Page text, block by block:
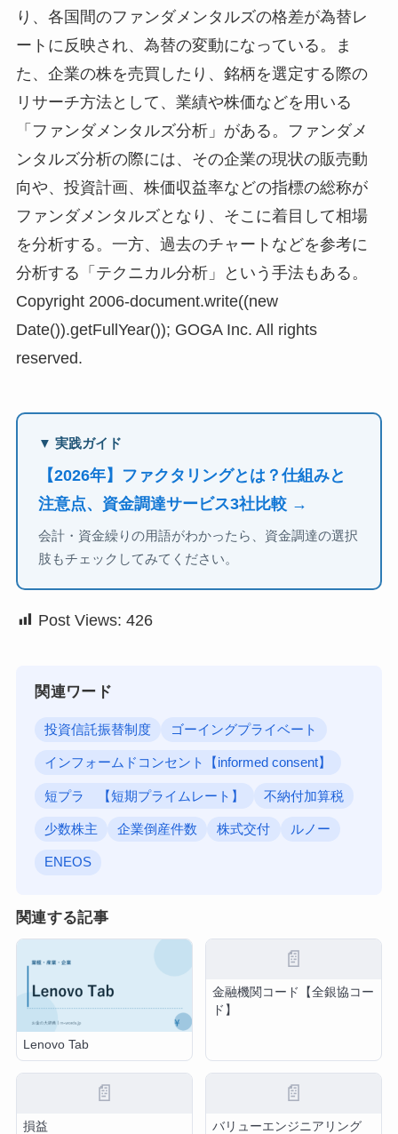
り、各国間のファンダメンタルズの格差が為替レ
ートに反映され、為替の変動になっている。ま
た、企業の株を売買したり、銘柄を選定する際の
リサーチ方法として、業績や株価などを用いる
「ファンダメンタルズ分析」がある。ファンダメ
ンタルズ分析の際には、その企業の現状の販売動
向や、投資計画、株価収益率などの指標の総称が
ファンダメンタルズとなり、そこに着目して相場
を分析する。一方、過去のチャートなどを参考に
分析する「テクニカル分析」という手法もある。
Copyright 2006-document.write((new
Date()).getFullYear()); GOGA Inc. All rights
reserved.
▼ 実践ガイド
【2026年】ファクタリングとは？仕組みと
注意点、資金調達サービス3社比較 →
会計・資金繰りの用語がわかったら、資金調達の選択
肢もチェックしてみてください。
Post Views: 426
関連ワード
投資信託振替制度 ゴーイングプライベート
インフォームドコンセント【informed consent】
短プラ 【短期プライムレート】 不納付加算税
少数株主 企業倒産件数 株式交付 ルノー
ENEOS
関連する記事
Lenovo Tab
📄
金融機関コード【全銀協コー
ド】
📄
損益
📄
バリューエンジニアリング